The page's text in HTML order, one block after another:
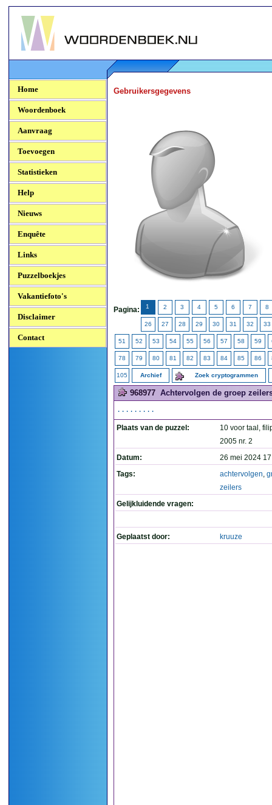
Woordenboek.NU
Home
Woordenboek
Aanvraag
Toevoegen
Statistieken
Help
Nieuws
Enquête
Links
Puzzelboekjes
Vakantiefoto's
Disclaimer
Contact
Gebruikersgegevens
Pagina: 1 2 3 4 5 6 7 8
26 27 28 29 30 31 32 33
51 52 53 54 55 56 57 58 59
78 79 80 81 82 83 84 85 86
105 Archief Zoek cryptogrammen
968977 Achtervolgen de groep
.........
Plaats van de puzzel:
10 voor taal,
2005 nr. 2
Datum:
26 mei 2024
Tags:
achtervolgen,
zeilers
Gelijkluidende vragen:
Geplaatst door: kruuze